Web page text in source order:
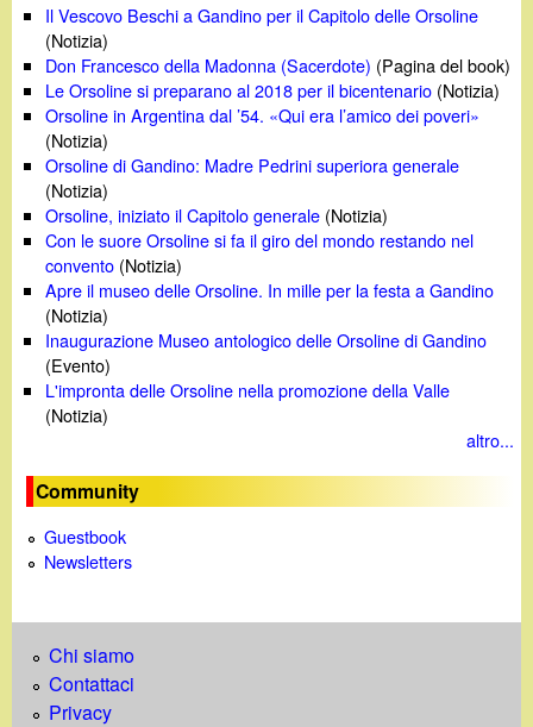
Il Vescovo Beschi a Gandino per il Capitolo delle Orsoline
(Notizia)
Don Francesco della Madonna (Sacerdote) (Pagina del book)
Le Orsoline si preparano al 2018 per il bicentenario (Notizia)
Orsoline in Argentina dal ’54. «Qui era l’amico dei poveri»
(Notizia)
Orsoline di Gandino: Madre Pedrini superiora generale
(Notizia)
Orsoline, iniziato il Capitolo generale (Notizia)
Con le suore Orsoline si fa il giro del mondo restando nel
convento (Notizia)
Apre il museo delle Orsoline. In mille per la festa a Gandino
(Notizia)
Inaugurazione Museo antologico delle Orsoline di Gandino
(Evento)
L'impronta delle Orsoline nella promozione della Valle
(Notizia)
altro...
Community
Guestbook
Newsletters
Chi siamo
Contattaci
Privacy